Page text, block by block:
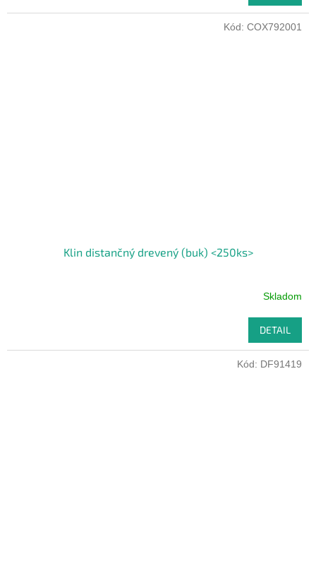
Klin distančný drevený (buk) <250ks>
Skladom
DETAIL
Kód: COX792001
Kód: DF91419